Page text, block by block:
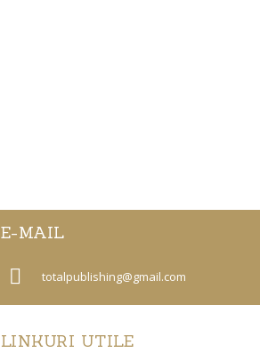
E-MAIL
totalpublishing@gmail.com
LINKURI UTILE